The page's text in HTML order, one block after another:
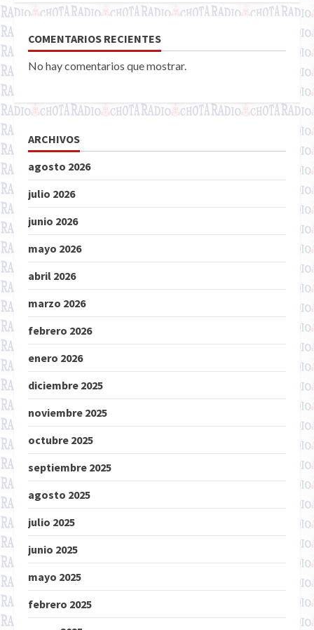
COMENTARIOS RECIENTES
No hay comentarios que mostrar.
ARCHIVOS
agosto 2026
julio 2026
junio 2026
mayo 2026
abril 2026
marzo 2026
febrero 2026
enero 2026
diciembre 2025
noviembre 2025
octubre 2025
septiembre 2025
agosto 2025
julio 2025
junio 2025
mayo 2025
febrero 2025